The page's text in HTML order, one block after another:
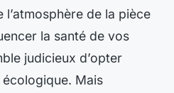
l’atmosphère de la pièce
la santé de vos
judicieux d’opter
Mais